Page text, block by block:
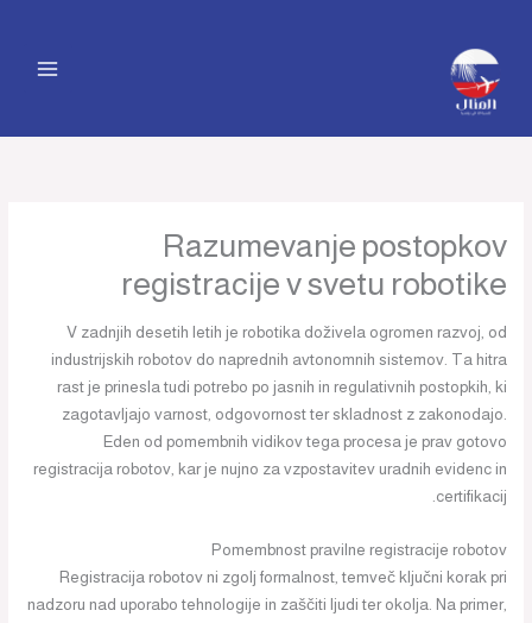
المحتوى
Razumevanje postopkov
registracije v svetu robotike
V zadnjih desetih letih je robotika doživela ogromen razvoj, od
industrijskih robotov do naprednih avtonomnih sistemov. Ta hitra
rast je prinesla tudi potrebo po jasnih in regulativnih postopkih, ki
zagotavljajo varnost, odgovornost ter skladnost z zakonodajo.
Eden od pomembnih vidikov tega procesa je prav gotovo
registracija robotov, kar je nujno za vzpostavitev uradnih evidenc in
certifikacij.
Pomembnost pravilne registracije robotov
Registracija robotov ni zgolj formalnost, temveč ključni korak pri
nadzoru nad uporabo tehnologije in zaščiti ljudi ter okolja. Na primer,